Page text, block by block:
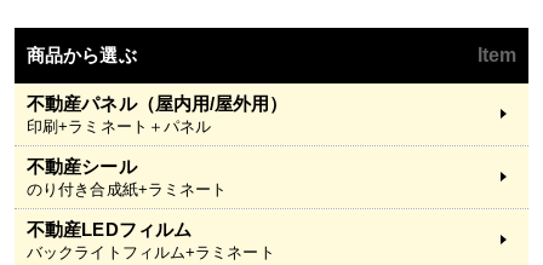
商品から選ぶ Item
不動産パネル（屋内用/屋外用）
印刷+ラミネート＋パネル
不動産シール
のり付き合成紙+ラミネート
不動産LEDフィルム
バックライトフィルム+ラミネート